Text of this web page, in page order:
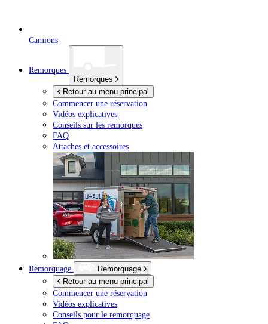
Camions
Remorques
Remorques
Retour au menu principal
Commencer une réservation
Vidéos explicatives
Conseils sur les remorques
FAQ
Attaches et accessoires
Remorquage
Remorquage
Retour au menu principal
Commencer une réservation
Vidéos explicatives
Conseils pour le remorquage